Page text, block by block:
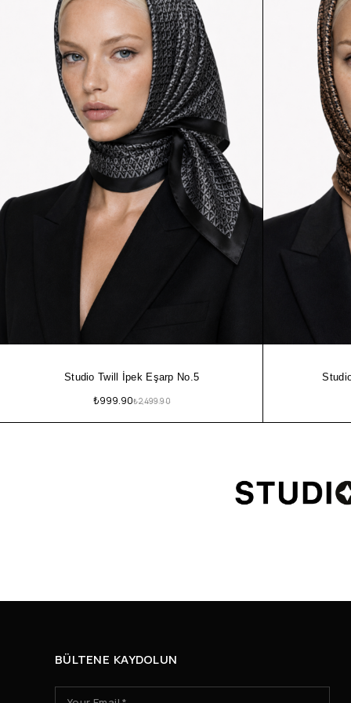
Studio Twill İpek Eşarp No.5
₺2,499.90
₺999.90
BÜLTENE KAYDOLUN